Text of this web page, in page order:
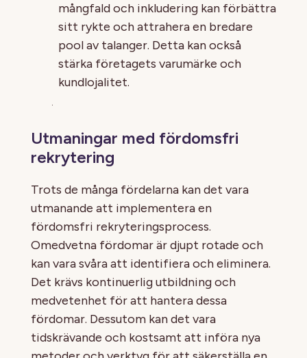
mångfald och inkludering kan förbättra
sitt rykte och attrahera en bredare
pool av talanger. Detta kan också
stärka företagets varumärke och
kundlojalitet.
Utmaningar med fördomsfri
rekrytering
Trots de många fördelarna kan det vara
utmanande att implementera en
fördomsfri rekryteringsprocess.
Omedvetna fördomar är djupt rotade och
kan vara svåra att identifiera och eliminera.
Det krävs kontinuerlig utbildning och
medvetenhet för att hantera dessa
fördomar. Dessutom kan det vara
tidskrävande och kostsamt att införa nya